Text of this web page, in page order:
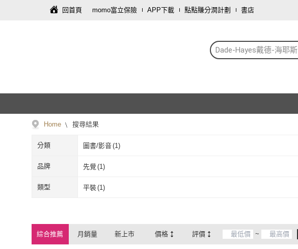
回首頁 momo富立保險 APP下載 點點賺分潤計劃 書店
Dade-Hayes戴德-海耶斯
Home 搜尋結果
分類 圖書/影音(1)
品牌 先覺 (1)
先覺
類型 平裝(1)
綜合推薦 月銷量 新上市 價格 評價 ~